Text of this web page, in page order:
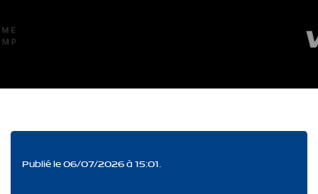
Publié le 06/07/2026 à 15:01.